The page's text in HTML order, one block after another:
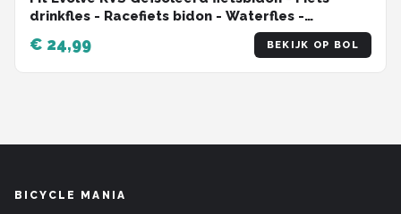
drinkfles - Racefiets bidon - Waterfles -
€ 24,99 BEKIJK OP BOL
BICYCLE MANIA